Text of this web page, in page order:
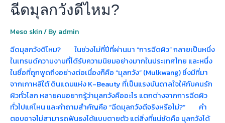
ฉีดมุลกวังดีไหม?
Meso skin/ By admin
ฉีดมุลกวังดีไหม? ในช่วงไม่กี่ปีที่ผ่านมา “การฉีดผิว” กลายเป็นหนึ่ง
ในเทรนด์ความงามที่ได้รับความนิยมอย่างมากในประเทศไทย และหนึ่ง
ในชื่อที่ถูกพูดถึงอย่างต่อเนื่องก็คือ “มุลกวัง” (Mulkwang) ซึ่งมีที่มา
จากเกาหลีใต้ ดินแดนแห่ง K-Beauty ที่เป็นแรงบันดาลใจให้กับคนรัก
ผิวทั่วโลก หลายคนอยากรู้ว่ามุลกวังคืออะไร แตกต่างจากการฉีดผิว
ทั่วไปแค่ไหน และคำถามสำคัญคือ “ฉีดมุลกวังดีจริงหรือไม่?” คำ
ตอบอาจไม่สามารถฟันธงได้แบบตายตัว แต่สิ่งที่แน่ชัดคือ มุลกวังได้